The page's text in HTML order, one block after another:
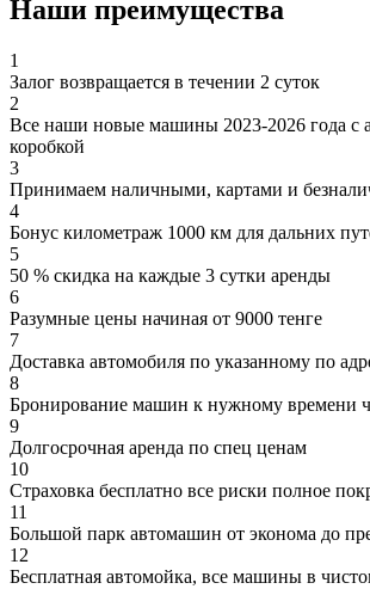
Наши преимущества
1
Залог возвращается в течении 2 суток
2
Все наши новые машины 2023-2026 года с
коробкой
3
Принимаем наличными, картами и
4
Бонус километраж 1000 км для дальних
5
50 % скидка на каждые 3 сутки аренды
6
Разумные цены начиная от 9000 тенге
7
Доставка автомобиля по указанному по
8
Бронирование машин к нужному времени
9
Долгосрочная аренда по спец ценам
10
Страховка бесплатно все риски полное
11
Большой парк автомашин от эконома до
12
Бесплатная автомойка, все машины в